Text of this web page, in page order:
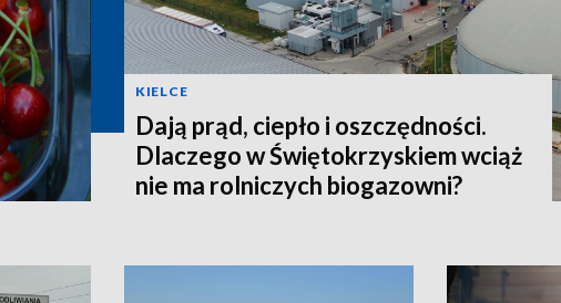
KIELCE
Dają prąd, ciepło i oszczędności.
Dlaczego w Świętokrzyskiem wciąż
nie ma rolniczych biogazowni?